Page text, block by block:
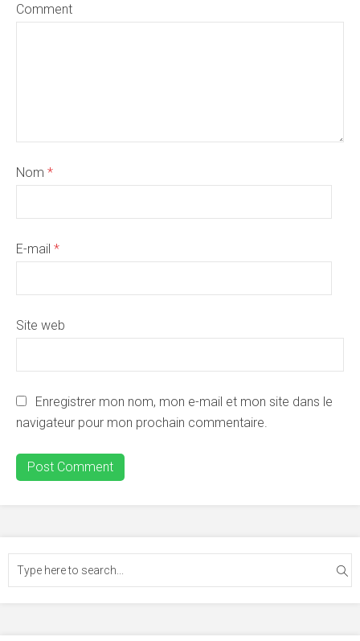
Comment
Nom *
E-mail *
Site web
Enregistrer mon nom, mon e-mail et mon site dans le
navigateur pour mon prochain commentaire.